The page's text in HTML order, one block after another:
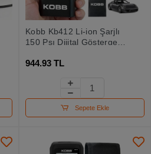
Kobb Kb412 Li-ion Şarjlı
150 Psı Dijital Göstergeli
Pompası+ Powerbank +
944.93 TL
Sepete Ekle